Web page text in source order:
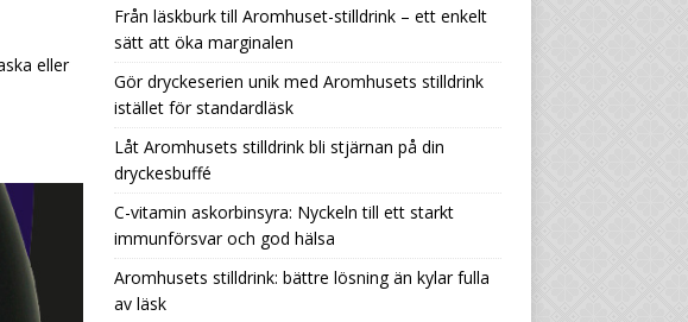
eller
Från läskburk till Aromhuset-stilldrink – ett enkelt
sätt att öka marginalen
Gör dryckeserien unik med Aromhusets stilldrink
istället för standardläsk
Låt Aromhusets stilldrink bli stjärnan på din
dryckesbuffé
C-vitamin askorbinsyra: Nyckeln till ett starkt
immunförsvar och god hälsa
Aromhusets stilldrink: bättre lösning än kylar fulla
av läsk